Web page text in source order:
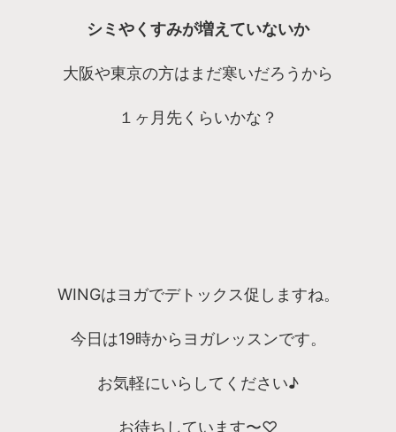
シミやくすみが増えていないか
大阪や東京の方はまだ寒いだろうから
１ヶ月先くらいかな？
WINGはヨガでデトックス促しますね。
今日は19時からヨガレッスンです。
お気軽にいらしてください♪
お待ちしています〜♡